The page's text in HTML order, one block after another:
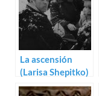
La ascensión
(Larisa Shepitko)